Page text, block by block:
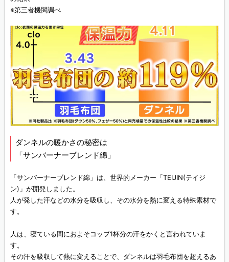
※第三者機関調べ
ダンネルの暖かさの秘密は
「サンバーナーブレンド綿」
「サンバーナーブレンド綿」は、世界的メーカー「TEIJIN(テイジ
ン)」が開発しました。
人が発した汗などの水分を吸収し、その水分を熱に変える特殊素材で
す。
人は、寝ている間におよそコップ1杯分の汗をかくと言われていま
す。
その汗を吸収して熱に変えることで、ダンネルは羽毛布団を超えるあ